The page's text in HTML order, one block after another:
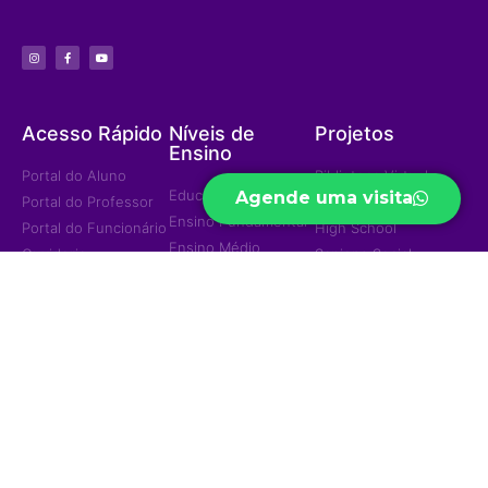
Agende uma visita
Acesso Rápido
Portal do Aluno
Portal do Professor
Portal do Funcionário
Ouvidoria
Níveis de
Ensino
Educação Infantil
Ensino Fundamental
Ensino Médio
Projetos
Biblioteca Virtual
Curso Preparatório
High School
Sapiens Social